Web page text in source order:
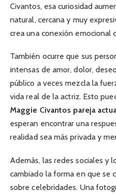
Civantos, esa curiosidad
natural, cercana y muy
crea una conexión emocional
También ocurre que sus
intensas de amor, dolor,
público a veces mezcla la
vida real de la actriz. Esto
Maggie Civantos pareja
esperan encontrar una
realidad sea más privada y
Además, las redes sociales y
cambiado la forma en que se
sobre celebridades. Una